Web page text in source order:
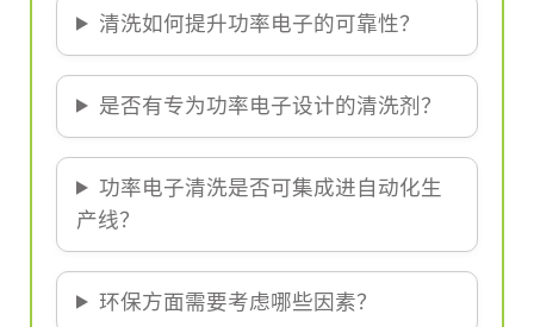
清洗如何提升功率电子的可靠性？
是否有专为功率电子设计的清洗剂？
功率电子清洗是否可集成进自动化生
产线？
环保方面需要考虑哪些因素？